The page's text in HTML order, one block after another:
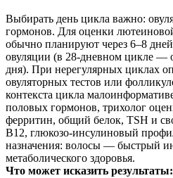
Выбирать день цикла важно:
гормонов. Для оценки
обычно планируют через 6–8
овуляции (в 28‑дневном цикле —
дня). При нерегулярных циклах
овуляторных тестов или
контекста цикла
половых гормонов, трихолог
ферритин, общий белок, TSH и
B12, глюкозо‑инсулиновый
назначения: волосы — быстрый
метаболического здоровья.
Что может исказить результаты: